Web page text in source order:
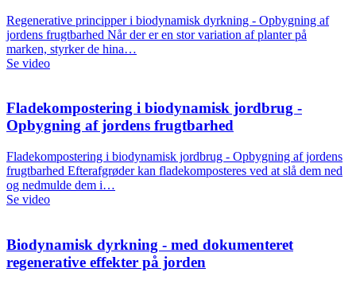
Regenerative principper i biodynamisk dyrkning - Opbygning af
jordens frugtbarhed Når der er en stor variation af planter på
marken, styrker de hina…
Se video
Fladekompostering i biodynamisk jordbrug -
Opbygning af jordens frugtbarhed
Fladekompostering i biodynamisk jordbrug - Opbygning af jordens
frugtbarhed Efterafgrøder kan fladekomposteres ved at slå dem ned
og nedmulde dem i…
Se video
Biodynamisk dyrkning - med dokumenteret
regenerative effekter på jorden